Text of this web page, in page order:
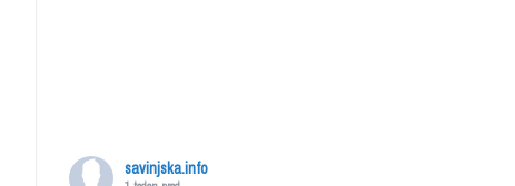
savinjska.info